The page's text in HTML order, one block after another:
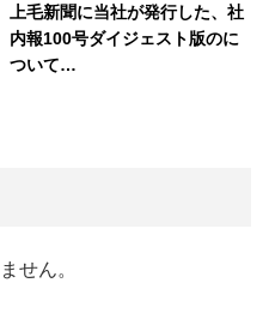
上毛新聞に当社が発行した、社
内報100号ダイジェスト版のに
ついて…
せん。